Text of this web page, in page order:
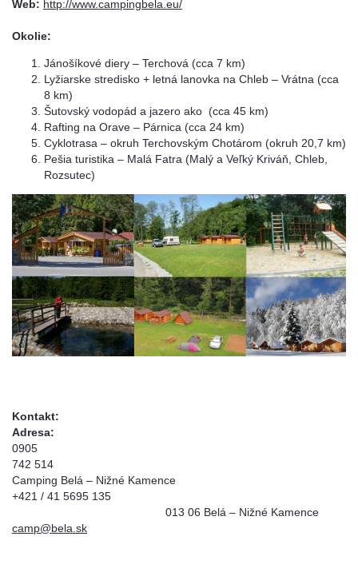
Web: http://www.campingbela.eu/
Okolie:
Jánošíkové diery – Terchová (cca 7 km)
Lyžiarske stredisko + letná lanovka na Chleb – Vrátna (cca
8 km)
Šutovský vodopád a jazero ako (cca 45 km)
Rafting na Orave – Párnica (cca 24 km)
Cyklotrasa – okruh Terchovským Chotárom (okruh 20,7 km)
Pešia turistika – Malá Fatra (Malý a Veľký Kriváň, Chleb,
Rozsutec)
Adresa:
0905
742
Camping Belá – Nižné Kamence
+421 / 41 5695 135
013 06 Belá – Nižné Kamence
camp@bela.sk